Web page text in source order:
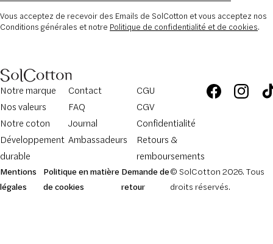
Vous acceptez de recevoir des Emails de SolCotton et vous acceptez nos
Conditions générales et notre Politique de confidentialité et de cookies.
Notre marque
Nos valeurs
Notre coton
Développement
durable
Contact
FAQ
Journal
Ambassadeurs
CGU
CGV
Confidentialité
Retours &
remboursements
Mentions
légales
Politique en matière
de cookies
Demande de
retour
© SolCotton 2026. Tous
droits réservés.